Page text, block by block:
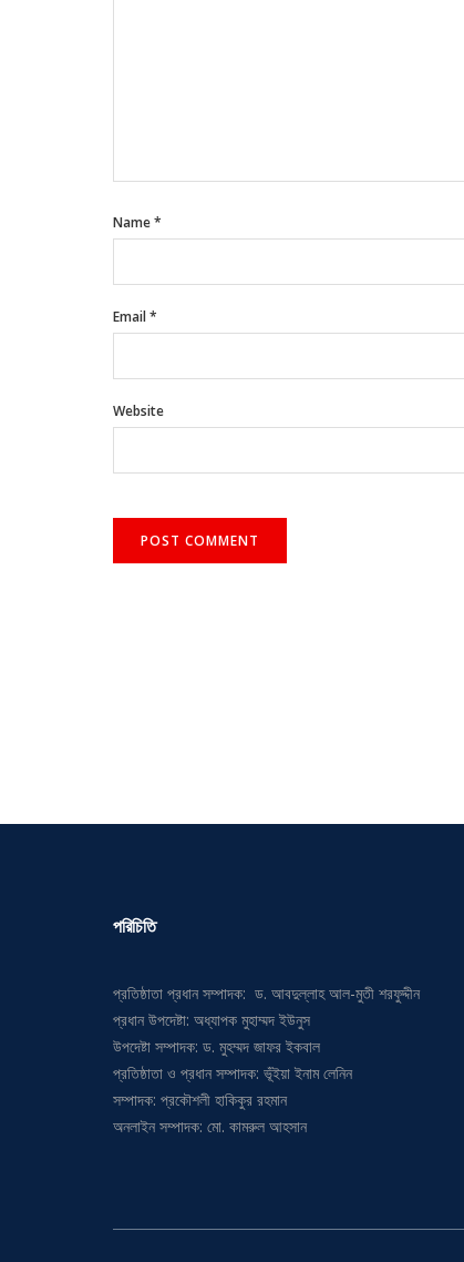
Name*
Email*
Website
পরিচিতি
প্রতিষ্ঠাতা প্রধান সম্পাদক: ড. আবদুল্লাহ আল-মুতী শরফুদ্দীন
প্রধান উপদেষ্টা: অধ্যাপক মুহাম্মদ ইউনুস
উপদেষ্টা সম্পাদক: ড. মুহম্মদ জাফর ইকবাল
প্রতিষ্ঠাতা ও প্রধান সম্পাদক: ভূঁইয়া ইনাম লেনিন
সম্পাদক: প্রকৌশলী হাকিকুর রহমান
অনলাইন সম্পাদক: মো. কামরুল আহসান